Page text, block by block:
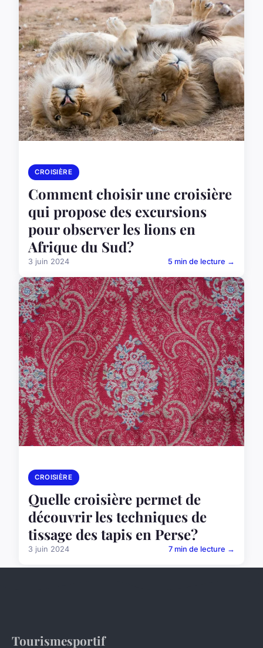
CROISIÈRE
Comment choisir une croisière
qui propose des excursions
pour observer les lions en
Afrique du Sud?
3 juin 2024 5 min de lecture →
CROISIÈRE
Quelle croisière permet de
découvrir les techniques de
tissage des tapis en Perse?
3 juin 2024 7 min de lecture →
Tourismesportif